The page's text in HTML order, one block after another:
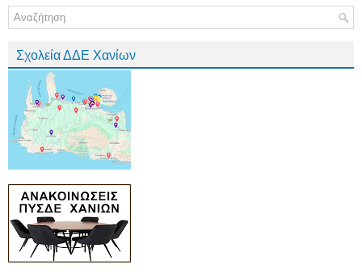
Σχολεία ΔΔΕ Χανίων